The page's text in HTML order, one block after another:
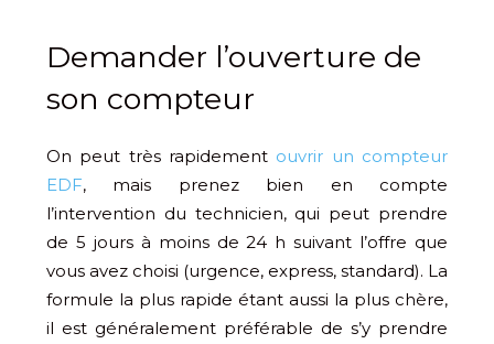
Demander l’ouverture de
son compteur
On peut très rapidement ouvrir un compteur
EDF, mais prenez bien en compte
l’intervention du technicien, qui peut prendre
de 5 jours à moins de 24 h suivant l’offre que
vous avez choisi (urgence, express, standard). La
formule la plus rapide étant aussi la plus chère,
il est généralement préférable de s’y prendre